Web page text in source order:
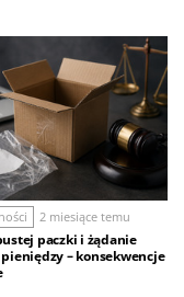
2 miesiące temu
paczki i żądanie
– konsekwencje